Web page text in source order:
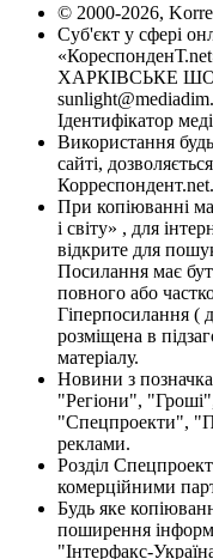
© 2000-2026,
Суб'єкт у сфері
ХАРКІВСЬКЕ
Ідентифікатор
Використання
сайті,
Корреспондент.net.
При копіюванні
і світу» , для
відкрите для
Посилання має
повного або
Гіперпосилання (
розміщена в
матеріалу.
Новини з
"Регіони",
"Спецпроекти",
реклами.
Розділ
комерційними
Будь яке
поширення
"Інтерфакс-